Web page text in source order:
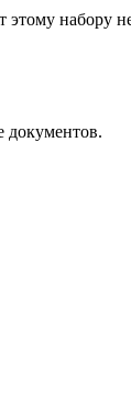
набору не
документов.